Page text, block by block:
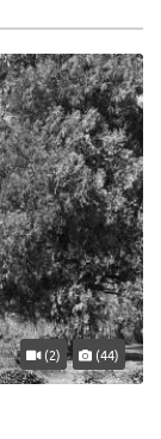
(2) (44)